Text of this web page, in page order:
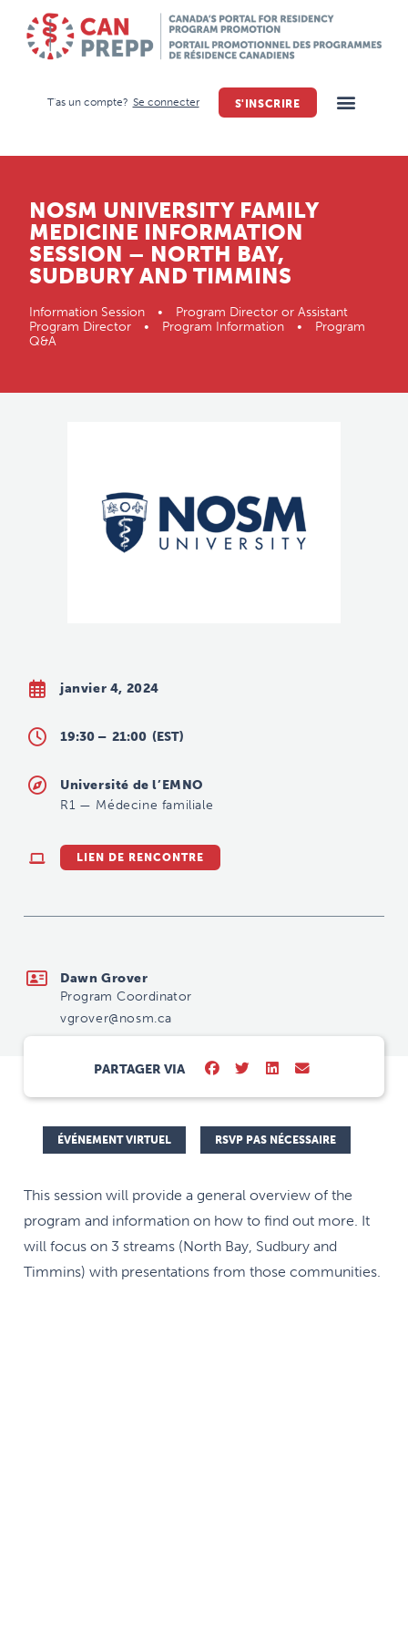
T'as un compte? Se connecter S'INSCRIRE
NOSM UNIVERSITY FAMILY
MEDICINE INFORMATION
SESSION – NORTH BAY,
SUDBURY AND TIMMINS
Information Session • Program Director or Assistant
Program Director • Program Information • Program
Q&A
janvier 4, 2024
19:30 – 21:00 (EST)
Université de l’EMNO
R1 — Médecine familiale
LIEN DE RENCONTRE
Dawn Grover
Program Coordinator
vgrover@nosm.ca
PARTAGER VIA
ÉVÉNEMENT VIRTUEL RSVP PAS NÉCESSAIRE
This session will provide a general overview of the
program and information on how to find out more. It
will focus on 3 streams (North Bay, Sudbury and
Timmins) with presentations from those communities.